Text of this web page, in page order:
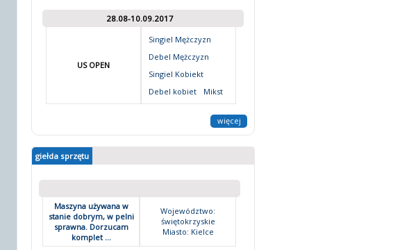
28.08-10.09.2017
US OPEN
Singiel Mężczyzn
Debel Mężczyzn
Singiel Kobiekt
Debel kobiet
Mikst
więcej
giełda sprzętu
Maszyna używana w
stanie dobrym, w pelni
sprawna. Dorzucam
komplet ...
Województwo:
świętokrzyskie
Miasto: Kielce